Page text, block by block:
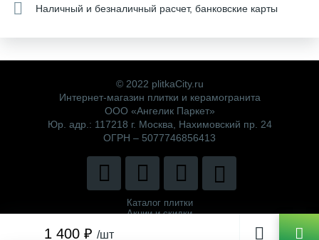
1 400 ₽ /шт
Наличный и безналичный расчет, банковские карты
© 2022 plitkaCity.ru
Интернет-магазин плитки и керамогранита
ООО «Ангелик Паркет»
Юр. адр.: 117218 г. Москва, Нахимовский пр. 24
ОГРН – 5077746856413
Каталог плитки
Акции и скидки